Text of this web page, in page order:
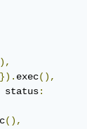
exec(),
status:
(),